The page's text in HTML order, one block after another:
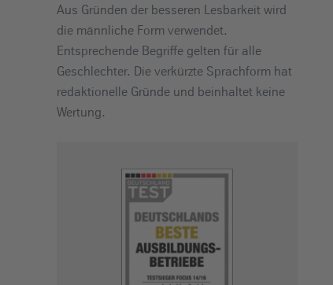
Aus Gründen der besseren Lesbarkeit wird
die männliche Form verwendet.
Entsprechende Begriffe gelten für alle
Geschlechter. Die verkürzte Sprachform hat
redaktionelle Gründe und beinhaltet keine
Wertung.